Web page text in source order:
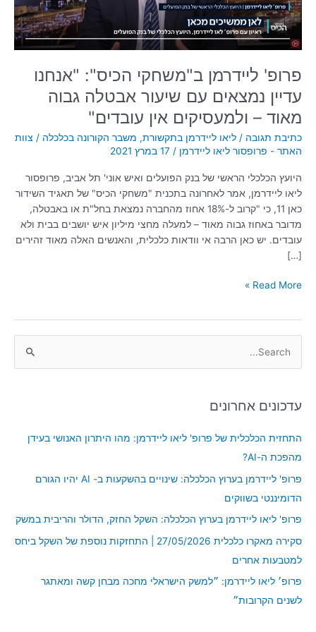
פרופ' ליידרמן ב"משחקי הכיס": "אנחנו
עדיין נמצאים עם שיעור אבטלה גבוה
מאוד – ולמעסיקים אין עובדים"
כתיבת תגובה / ליאו ליידרמן בתקשורת, משבר הקורונה בכלכלה / צוות
האתר - פרופסור ליאו ליידרמן / 17 במרץ 2021
היועץ הכלכלי הראשי של בנק הפועלים ואיש אוני' תל אביב, פרופסור
ליאו ליידרמן, אמר לאחרונה בתכנית "משחקי הכיס" של תאגיד השידור
כאן 11, כי "קרוב ל-18% אחוז מהחברה נמצאת בחל"ת או באבטלה,
מדובר באחוז גבוה מאוד – למעלה מחצי מיליון איש יושבים בבית ולא
עובדים. יש כאן הרבה אי וודאות כלכלית, והאנשים האלה מאוד זהירים
[…]
עם
שיעור
אבטלה
גבוה
–
ולמעסיקים
אין
Read More »
r
:
עדכונים אחרונים
התחזית הכלכלית של פרופ' ליאו ליידרמן: מהו היתרון האנושי בעידן
מהפכת ה-AI?
פרופ' ליידרמן בערוץ הכלכלה: שינויים בהשקעות ב- AI יהיו הגורם
הדומיננטי בשווקים
פרופ' ליאו ליידרמן בערוץ הכלכלה: השקל החזק, הדולר והריבית במשק
סקירה מאקרו כלכלית 27/05/2026 | התחזקות נוספת של השקל ביחס
למטבעות אחרים
פרופ׳ ליאו ליידרמן: ״למשק הישראלי מחכה מבחן קשה ומאתגר
לשנים הקרובות״